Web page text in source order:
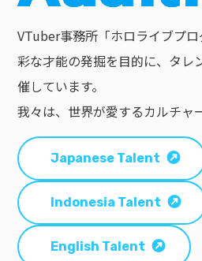
VTuber事務所「ホロライブプ
彩な才能の発掘を目的に、タレ
催しています。
我々は、世界が愛するカルチャ
Japanese Talent
Indonesia Talent
English Talent